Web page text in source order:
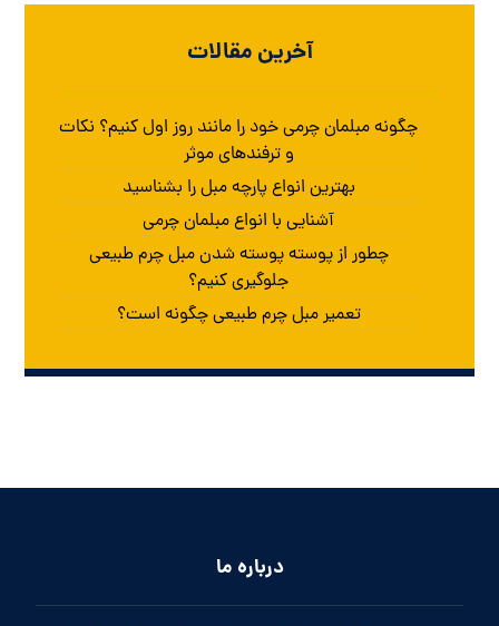
آخرین مقالات
چگونه مبلمان چرمی خود را مانند روز اول کنیم؟ نکات
و ترفندهای موثر
بهترین انواع پارچه مبل را بشناسید
آشنایی با انواع مبلمان چرمی
چطور از پوسته پوسته شدن مبل چرم طبیعی
جلوگیری کنیم؟
تعمیر مبل چرم طبیعی چگونه است؟
درباره ما